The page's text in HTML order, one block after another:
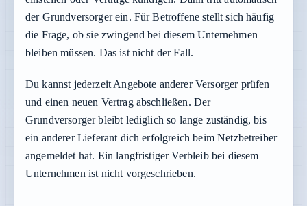
der Grundversorger ein. Für Betroffene stellt sich häufig
die Frage, ob sie zwingend bei diesem Unternehmen
bleiben müssen. Das ist nicht der Fall.
Du kannst jederzeit Angebote anderer Versorger prüfen
und einen neuen Vertrag abschließen. Der
Grundversorger bleibt lediglich so lange zuständig, bis
ein anderer Lieferant dich erfolgreich beim Netzbetreiber
angemeldet hat. Ein langfristiger Verbleib bei diesem
Unternehmen ist nicht vorgeschrieben.